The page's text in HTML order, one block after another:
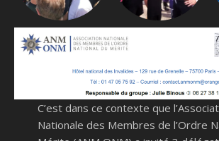
C’est dans ce contexte que
Nationale des Membres de l’Ordre